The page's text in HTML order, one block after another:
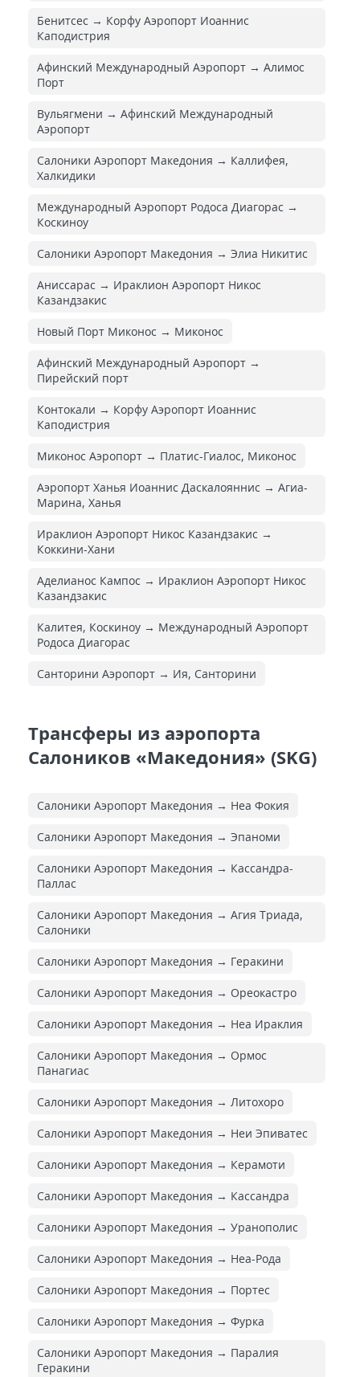
Бенитсес → Корфу Аэропорт Иоаннис
Каподистрия
Афинский Международный Аэропорт → Алимос
Порт
Вульягмени → Афинский Международный
Аэропорт
Салоники Аэропорт Македония → Каллифея,
Халкидики
Международный Аэропорт Родоса Диагорас →
Коскиноу
Салоники Аэропорт Македония → Элиа Никитис
Аниссарас → Ираклион Аэропорт Никос
Казандзакис
Новый Порт Миконос → Миконос
Афинский Международный Аэропорт →
Пирейский порт
Контокали → Корфу Аэропорт Иоаннис
Каподистрия
Миконос Аэропорт → Платис-Гиалос, Миконос
Аэропорт Ханья Иоаннис Даскалояннис → Агиа-
Марина, Ханья
Ираклион Аэропорт Никос Казандзакис →
Коккини-Хани
Аделианос Кампос → Ираклион Аэропорт Никос
Казандзакис
Калитея, Коскиноу → Международный Аэропорт
Родоса Диагорас
Санторини Аэропорт → Ия, Санторини
Трансферы из аэропорта
Салоников «Македония» (SKG)
Салоники Аэропорт Македония → Неа Фокия
Салоники Аэропорт Македония → Эпаноми
Салоники Аэропорт Македония → Кассандра-
Паллас
Салоники Аэропорт Македония → Агия Триада,
Салоники
Салоники Аэропорт Македония → Геракини
Салоники Аэропорт Македония → Ореокастро
Салоники Аэропорт Македония → Неа Ираклия
Салоники Аэропорт Македония → Ормос
Панагиас
Салоники Аэропорт Македония → Литохоро
Салоники Аэропорт Македония → Неи Эпиватес
Салоники Аэропорт Македония → Керамоти
Салоники Аэропорт Македония → Кассандра
Салоники Аэропорт Македония → Уранополис
Салоники Аэропорт Македония → Неа-Рода
Салоники Аэропорт Македония → Портес
Салоники Аэропорт Македония → Фурка
Салоники Аэропорт Македония → Паралия
Геракини